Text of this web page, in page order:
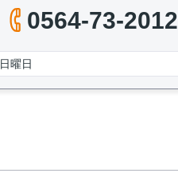
0564-73-2012
日曜日